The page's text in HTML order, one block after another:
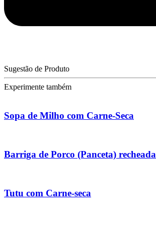
Sugestão de Produto
Experimente também
Sopa de Milho com Carne-Seca
Barriga de Porco (Panceta) recheada
Tutu com Carne-seca